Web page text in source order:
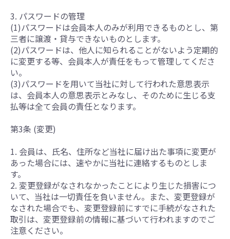
3. パスワードの管理
(1)パスワードは会員本人のみが利用できるものとし、第
三者に譲渡・貸与できないものとします。
(2)パスワードは、他人に知られることがないよう定期的
に変更する等、会員本人が責任をもって管理してくださ
い。
(3)パスワードを用いて当社に対して行われた意思表示
は、会員本人の意思表示とみなし、そのために生じる支
払等は全て会員の責任となります。
第3条 (変更)
1. 会員は、氏名、住所など当社に届け出た事項に変更が
あった場合には、速やかに当社に連絡するものとしま
す。
2. 変更登録がなされなかったことにより生じた損害につ
いて、当社は一切責任を負いません。また、変更登録が
なされた場合でも、変更登録前にすでに手続がなされた
取引は、変更登録前の情報に基づいて行われますのでご
注意ください。